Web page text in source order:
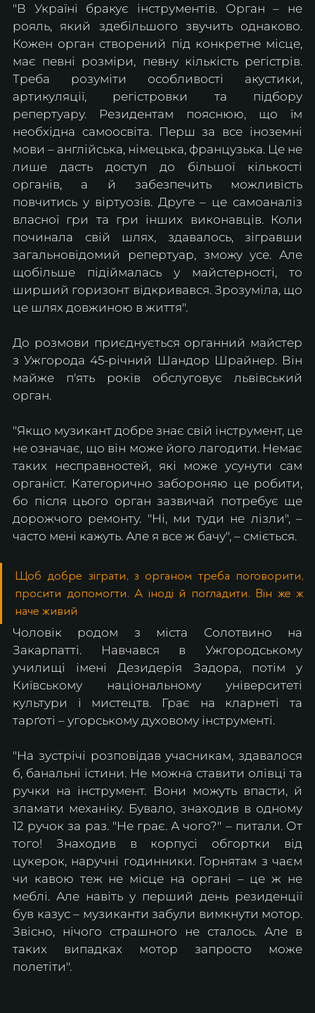
"В Україні бракує інструментів. Орган – не
рояль, який здебільшого звучить однаково.
Кожен орган створений під конкретне місце,
має певні розміри, певну кількість регістрів.
Треба розуміти особливості акустики,
артикуляції, регістровки та підбору
репертуару. Резидентам пояснюю, що їм
необхідна самоосвіта. Перш за все іноземні
мови – англійська, німецька, французька. Це не
лише дасть доступ до більшої кількості
органів, а й забезпечить можливість
повчитись у віртуозів. Друге – це самоаналіз
власної гри та гри інших виконавців. Коли
починала свій шлях, здавалось, зігравши
загальновідомий репертуар, зможу усе. Але
щобільше підіймалась у майстерності, то
ширший горизонт відкривався. Зрозуміла, що
це шлях довжиною в життя".
До розмови приєднується органний майстер
з Ужгорода 45-річний Шандор Шрайнер. Він
майже п'ять років обслуговує львівський
орган.
"Якщо музикант добре знає свій інструмент, це
не означає, що він може його лагодити. Немає
таких несправностей, які може усунути сам
органіст. Категорично забороняю це робити,
бо після цього орган зазвичай потребує ще
дорожчого ремонту. "Ні, ми туди не лізли", –
часто мені кажуть. Але я все ж бачу", – сміється.
Щоб добре зіграти, з органом треба поговорити,
просити допомогти. А іноді й погладити. Він же ж
наче живий
Чоловік родом з міста Солотвино на
Закарпатті. Навчався в Ужгородському
училищі імені Дезидерія Задора, потім у
Київському національному університеті
культури і мистецтв. Грає на кларнеті та
тарґоті – угорському духовому інструменті.
"На зустрічі розповідав учасникам, здавалося
б, банальні істини. Не можна ставити олівці та
ручки на інструмент. Вони можуть впасти, й
зламати механіку. Бувало, знаходив в одному
12 ручок за раз. "Не грає. А чого?" – питали. От
того! Знаходив в корпусі обгортки від
цукерок, наручні годинники. Горнятам з чаєм
чи кавою теж не місце на органі – це ж не
меблі. Але навіть у перший день резиденції
був казус – музиканти забули вимкнути мотор.
Звісно, нічого страшного не сталось. Але в
таких випадках мотор запросто може
полетіти".